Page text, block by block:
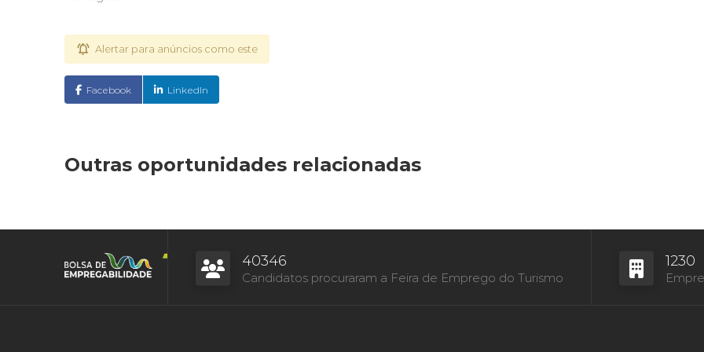
Alertar para anúncios como este
Facebook LinkedIn
Outras oportunidades relacionadas
40346
Candidatos procuraram a Feira de Emprego do Turismo
1230